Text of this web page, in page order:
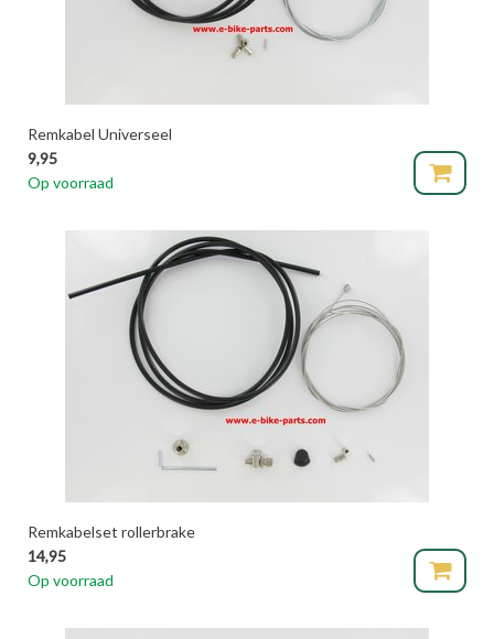
Remkabel Universeel
9,95
Op voorraad
Remkabelset rollerbrake
14,95
Op voorraad